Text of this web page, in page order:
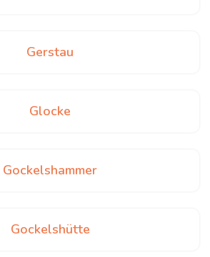
Gerstau
Glocke
Gockelshammer
Gockelshütte